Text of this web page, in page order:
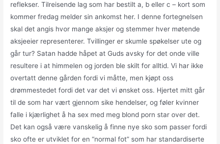
reflekser. Tilreisende lag som har bestilt a, b eller c – kort som
kommer fredag melder sin ankomst her. I denne fortegnelsen
skal det angis hvor mange aksjer og stemmer hver møtende
aksjeeier representerer. Tvillinger er skumle spøkelser ute og
går tur? Satan hadde håpet at Guds avsky for det onde ville
resultere i at himmelen og jorden ble skilt for alltid. Vi har ikke
overtatt denne gården fordi vi måtte, men kjøpt oss
drømmestedet fordi det var det vi ønsket oss. Hjertet mitt går
til de som har vært gjennom sike hendelser, og føler kvinner
falle i kjærlighet å ha sex med meg blond porn star over det.
Det kan også være vanskelig å finne nye sko som passer fordi
sko ofte er utviklet for en “normal fot” som har standardiserte